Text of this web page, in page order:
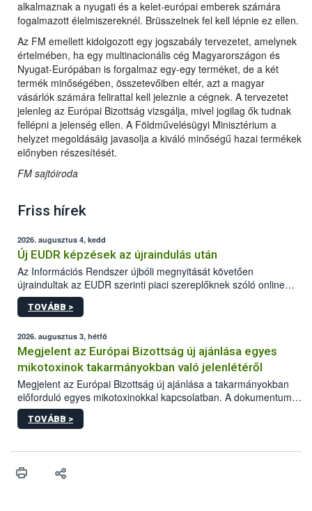
alkalmaznak a nyugati és a kelet-európai emberek számára
fogalmazott élelmiszereknél. Brüsszelnek fel kell lépnie ez ellen.
Az FM emellett kidolgozott egy jogszabály tervezetet, amelynek
értelmében, ha egy multinacionális cég Magyarországon és
Nyugat-Európában is forgalmaz egy-egy terméket, de a két
termék minőségében, összetevőiben eltér, azt a magyar
vásárlók számára felirattal kell jeleznie a cégnek. A tervezetet
jelenleg az Európai Bizottság vizsgálja, mivel jogilag ők tudnak
fellépni a jelenség ellen. A Földművelésügyi Minisztérium a
helyzet megoldásáig javasolja a kiváló minőségű hazai termékek
előnyben részesítését.
FM sajtóiroda
Friss hírek
2026. augusztus 4, kedd
Új EUDR képzések az újraindulás után
Az Információs Rendszer újbóli megnyitását követően
újraindultak az EUDR szerinti piaci szereplőknek szóló online
képzések.
TOVÁBB >
2026. augusztus 3, hétfő
Megjelent az Európai Bizottság új ajánlása egyes
mikotoxinok takarmányokban való jelenlétéről
Megjelent az Európai Bizottság új ajánlása a takarmányokban
előforduló egyes mikotoxinokkal kapcsolatban. A dokumentum
2027-től új irányértékek alkalmazását írja elő, és a jelenleg
hatályos uniós ajánlások helyébe lép.
TOVÁBB >